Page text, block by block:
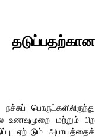
பொருட்களிலிருந்து
உணவுமுறை மற்றும் பிற
ஏற்படும் அபாயத்தைக்